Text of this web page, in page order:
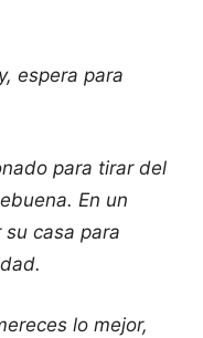
espera para
para tirar del
En un
casa para
lo mejor,